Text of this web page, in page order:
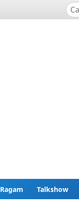
Ragam Talkshow